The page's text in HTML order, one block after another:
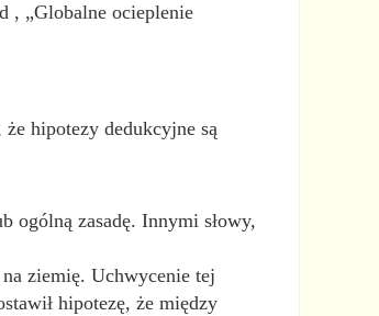
, „Globalne ocieplenie
hipotezy dedukcyjne są
ogólną zasadę. Innymi słowy,
ziemię. Uchwycenie tej
hipotezę, że między